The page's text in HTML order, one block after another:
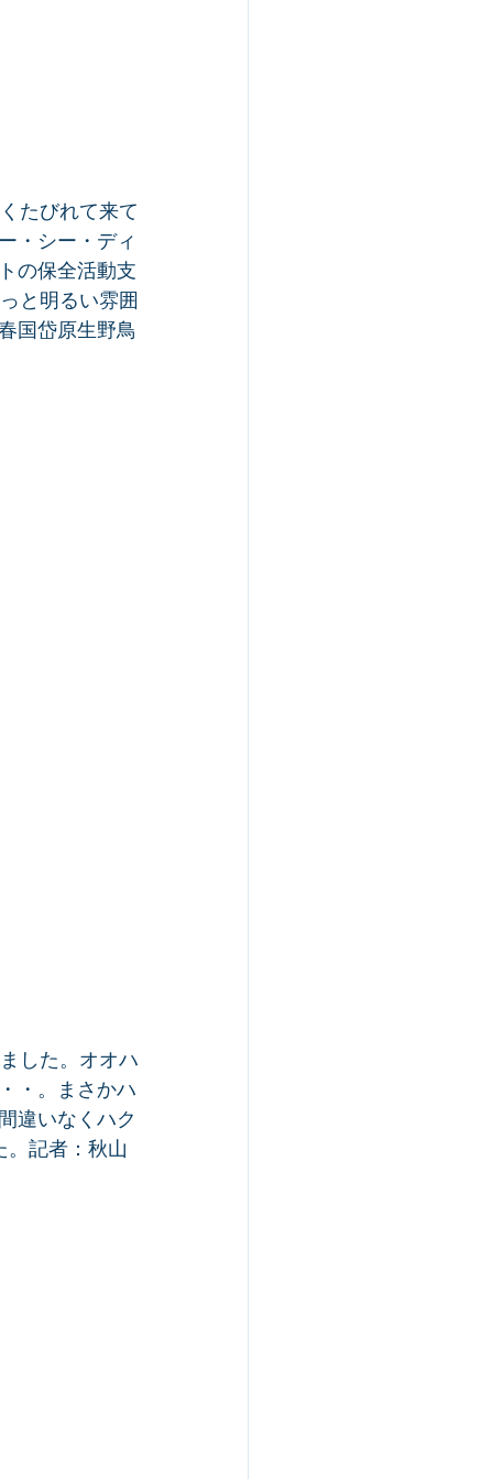
たびれて来て
・シー・ディ
の保全活動支
と明るい雰囲
国岱原生野鳥
した。オオハ
・。まさかハ
違いなくハク
記者：秋山